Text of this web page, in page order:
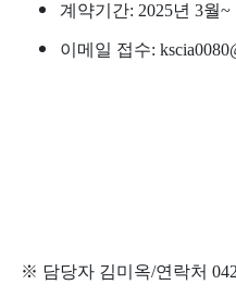
계약기간: 2025년 3월~
이메일 접수:
※ 담당자 김미옥/연락처